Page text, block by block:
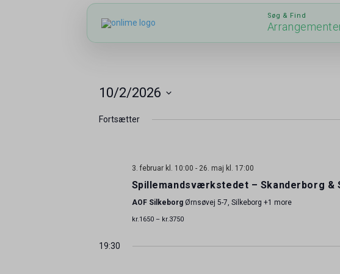
Søg & Find
10/2/2026
Fortsætter
3. februar kl. 10:00 - 26. maj kl. 17:00
Spillemandsværkstedet – Skanderborg &
AOF Silkeborg Ørnsøvej 5-7, Silkeborg +1 more
kr.1650 – kr.3750
19:30